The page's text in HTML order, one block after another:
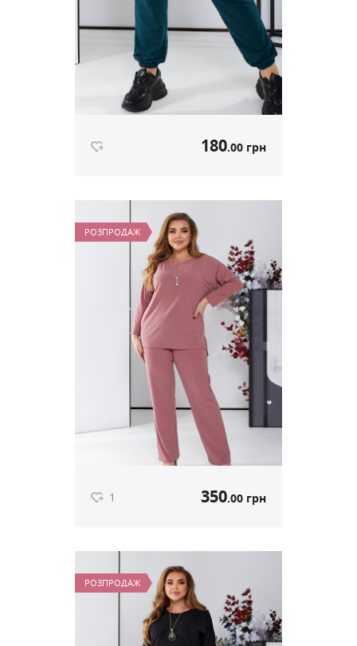
180.00 грн
артикул 605
Ціна .00 грн
РОЗПРОДАЖ
1 350.00 грн
артикул 604
Ціна 350.00 грн
РОЗПРОДАЖ